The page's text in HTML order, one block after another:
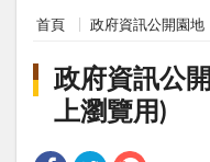
首頁 政府資訊公開園地
政府資訊公
上瀏覽用)